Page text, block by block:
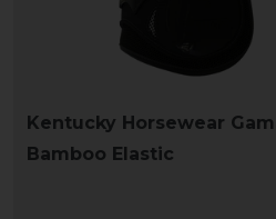
Kentucky Horsewear
Bamboo Elastic